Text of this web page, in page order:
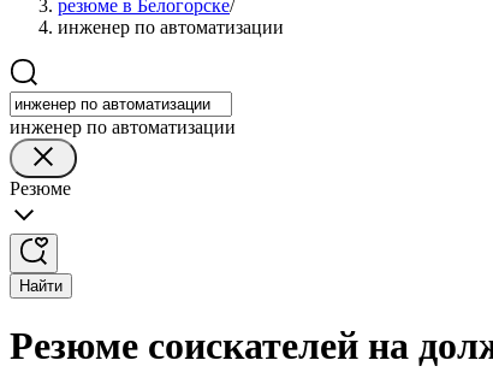
резюме в Белогорске/
инженер по автоматизации
инженер по автоматизации
Резюме
Найти
Резюме соискателей на